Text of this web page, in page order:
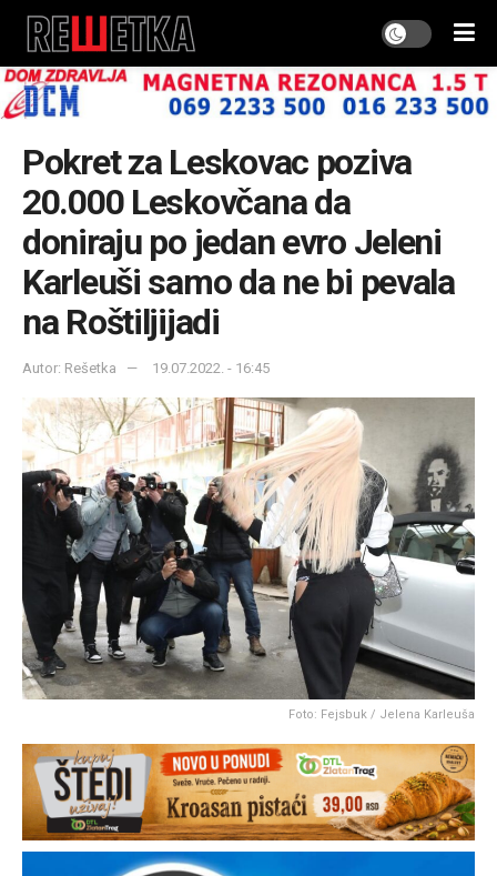
Pokret za Leskovac poziva
20.000 Leskovčana da
doniraju po jedan evro Jeleni
Karleuši samo da ne bi pevala
na Roštiljijadi
Autor: Rešetka 19.07.2022. - 16:45
Foto: Fejsbuk / Jelena Karleuša